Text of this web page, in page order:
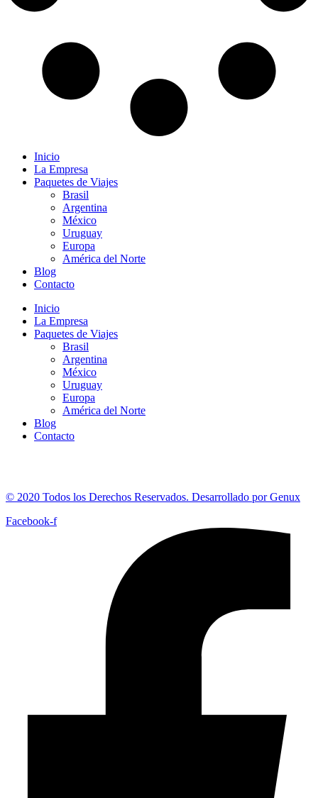
Inicio
La Empresa
Paquetes de Viajes
Brasil
Argentina
México
Uruguay
Europa
América del Norte
Blog
Contacto
Inicio
La Empresa
Paquetes de Viajes
Brasil
Argentina
México
Uruguay
Europa
América del Norte
Blog
Contacto
© 2020 Todos los Derechos Reservados. Desarrollado por Genux
Facebook-f